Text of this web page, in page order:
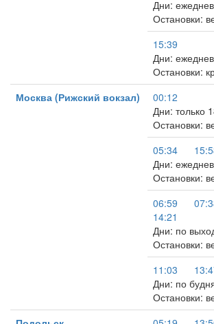
Дни:
Остановки:
15:39
Дни:
Остановки:
Москва (Рижский вокзал)
00:12
Дни: только
Остановки:
05:34
Дни:
Остановки:
06:59
14:21
Дни: по
Остановки:
11:03
Дни: по
Остановки: